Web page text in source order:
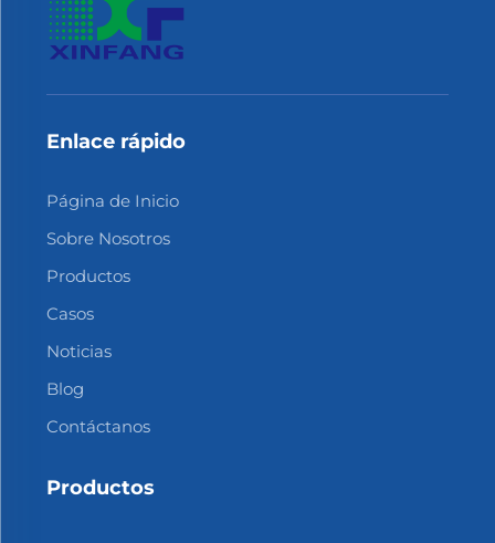
Enlace rápido
Página de Inicio
Sobre Nosotros
Productos
Casos
Noticias
Blog
Contáctanos
Productos